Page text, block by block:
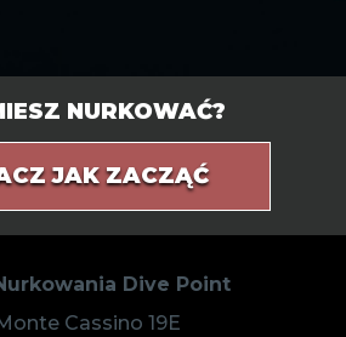
NURKOWAĆ?
JAK ZACZĄĆ
Dive Point
Cassino 19E